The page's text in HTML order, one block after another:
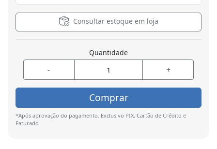
Consultar estoque em loja
Quantidade
- +
Comprar
*Após aprovação do pagamento. Exclusivo PIX, Cartão de Crédito e
Faturado